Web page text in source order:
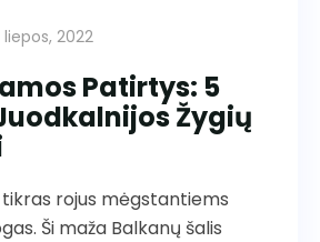
liepos, 2022
Patirtys: 5
Žygių
rojus mėgstantiems
Ši maža Balkanų šalis